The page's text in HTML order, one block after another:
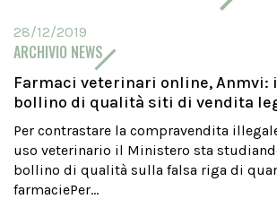
28/12/2019
ARCHIVIO NEWS
Farmaci veterinari online, Anmvi:
bollino di qualità siti di vendita
Per contrastare la compravendita
uso veterinario il Ministero sta
bollino di qualità sulla falsa riga di
farmaciePer...